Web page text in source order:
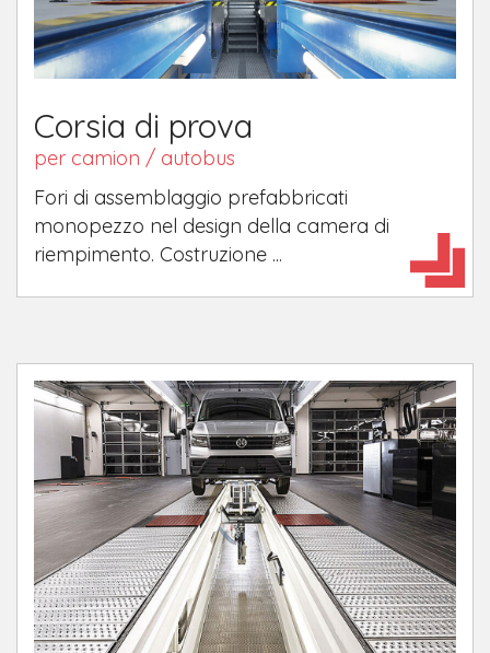
Corsia di prova
per camion / autobus
Fori di assemblaggio prefabbricati
monopezzo nel design della camera di
riempimento. Costruzione ...